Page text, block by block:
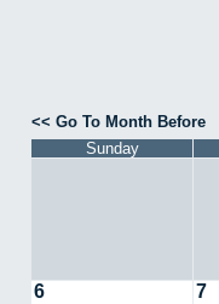
<< Go To Month Before
Sunday
6 7